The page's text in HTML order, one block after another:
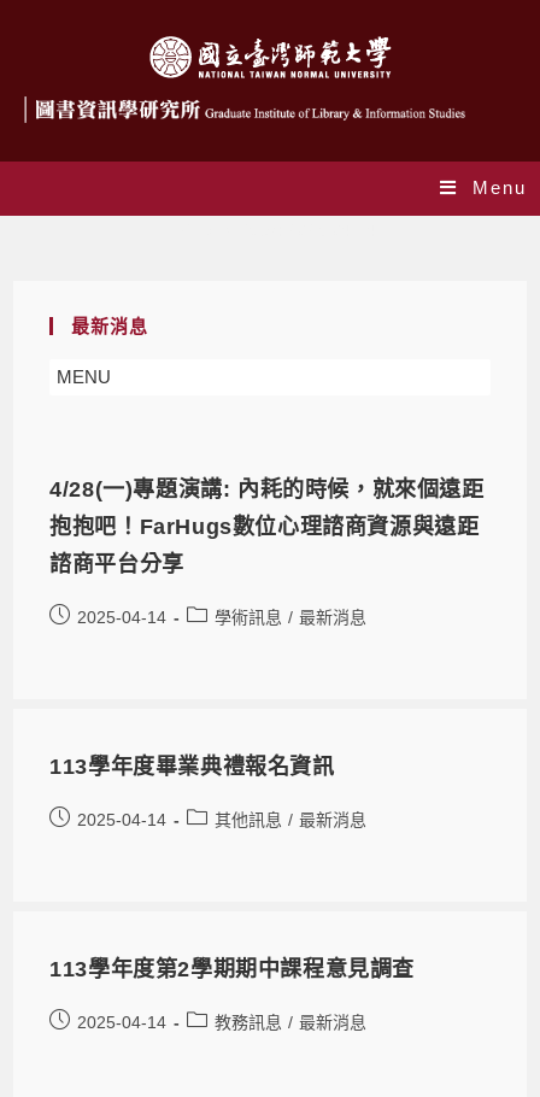
Menu
最新消息
MENU
4/28(一)專題演講: 內耗的時候，就來個遠距
抱抱吧！FarHugs數位心理諮商資源與遠距
諮商平台分享
2025-04-14 學術訊息 / 最新消息
113學年度畢業典禮報名資訊
2025-04-14 其他訊息 / 最新消息
113學年度第2學期期中課程意見調查
2025-04-14 教務訊息 / 最新消息